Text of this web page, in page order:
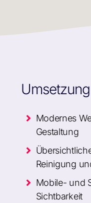
Umsetzung
Modernes
Gestaltung
Reinigung
Mobile- und
Sichtbarkeit